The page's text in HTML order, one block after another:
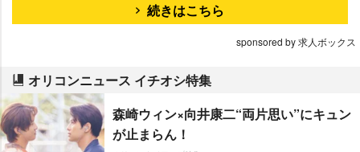
続きはこちら
sponsored by 求人ボックス
オリコンニュース イチオシ特集
森崎ウィン×向井康二“両片思い”にキュン
が止まらん！